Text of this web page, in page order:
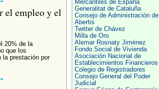
el empleo y el
20% de la
que los
la prestación por
Mercantiles de España
Generalitat de Cataluña
Consejo de Administración de
Abertis
Twitter de Chávez
Milla de Oro
Alemar Rosnaty Jiménez
Fondo Social de Vivienda
Asociación Nacional de
Establecimientos Financieros
Colegio de Registradores
Consejo General del Poder
Judicial